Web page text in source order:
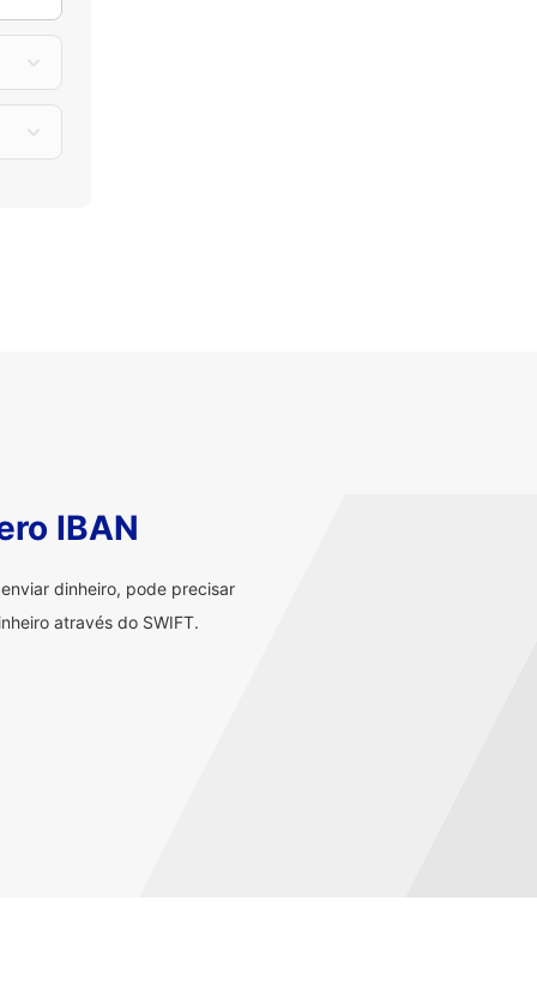
IBAN
dinheiro, pode precisar
através do SWIFT.